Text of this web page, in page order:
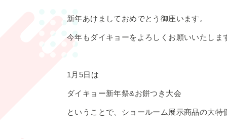
新年あけましておめでとう御座います。
今年もダイキョーをよろしくお願いいたしま
1月5日は
ダイキョー新年祭&お餅つき大会
ということで、ショールーム展示商品の大特